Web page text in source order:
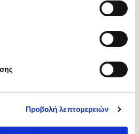
Προβολή λεπτομερειών